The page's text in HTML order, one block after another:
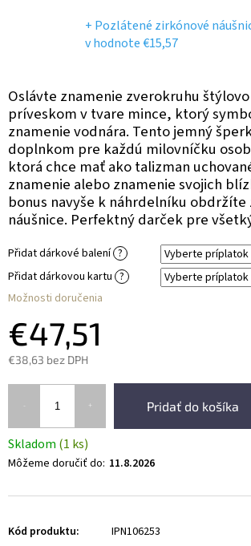
€47,51
€38,63 bez DPH
Pridať do košíka
Skladom (1 ks)
Môžeme doručiť do: 11.8.2026
Přidat dárkové balení ?
Přidat dárkovou kartu ?
Možnosti doručenia
+ Pozlátené zirkónové
v hodnote €15,57
Oslávte znamenie zverokruhu
príveskom v tvare mince, ktorý
znamenie vodnára. Tento jemný
doplnkom pre každú milovníčku
ktorá chce mať ako talizman
znamenie alebo znamenie svojich
bonus navyše k náhrdelníku obdržíte
náušnice. Perfektný darček pre
Kód produktu:
IPN106253